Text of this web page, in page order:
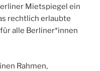
Mietspiegel ein
rechtlich erlaubte
alle Berliner*innen
Rahmen,